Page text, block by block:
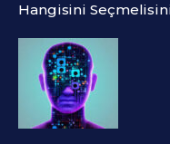
Hangisini